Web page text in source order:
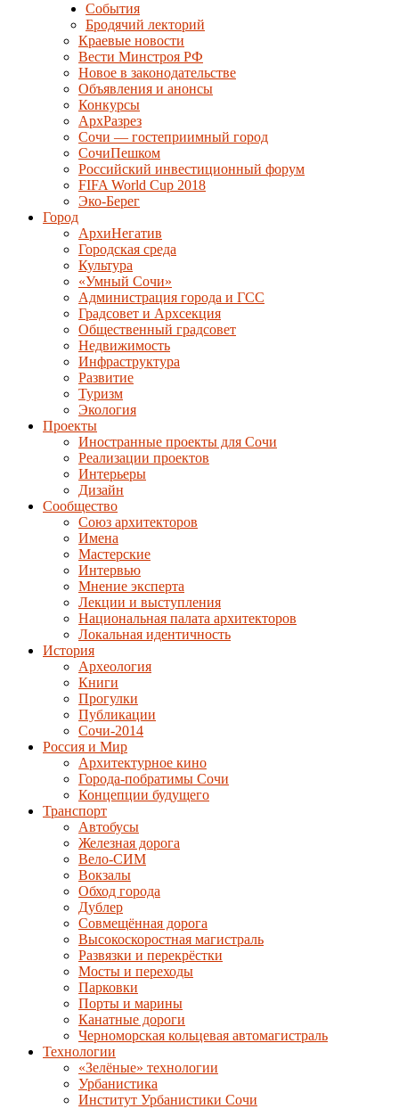
События
Бродячий лекторий
Краевые новости
Вести Минстроя РФ
Новое в законодательстве
Объявления и анонсы
Конкурсы
АрхРазрез
Сочи — гостеприимный город
СочиПешком
Российский инвестиционный форум
FIFA World Cup 2018
Эко-Берег
Город
АрхиНегатив
Городская среда
Культура
«Умный Сочи»
Администрация города и ГСС
Градсовет и Архсекция
Общественный градсовет
Недвижимость
Инфраструктура
Развитие
Туризм
Экология
Проекты
Иностранные проекты для Сочи
Реализации проектов
Интерьеры
Дизайн
Сообщество
Союз архитекторов
Имена
Мастерские
Интервью
Мнение эксперта
Лекции и выступления
Национальная палата архитекторов
Локальная идентичность
История
Археология
Книги
Прогулки
Публикации
Сочи-2014
Россия и Мир
Архитектурное кино
Города-побратимы Сочи
Концепции будущего
Транспорт
Автобусы
Железная дорога
Вело-СИМ
Вокзалы
Обход города
Дублер
Совмещённая дорога
Высокоскоростная магистраль
Развязки и перекрёстки
Мосты и переходы
Парковки
Порты и марины
Канатные дороги
Черноморская кольцевая автомагистраль
Технологии
«Зелёные» технологии
Урбанистика
Институт Урбанистики Сочи